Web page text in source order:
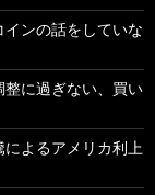
ンの話をしていな
に過ぎない、買い
よるアメリカ利上